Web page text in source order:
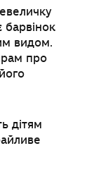
барвінок
видом.
про
дітям